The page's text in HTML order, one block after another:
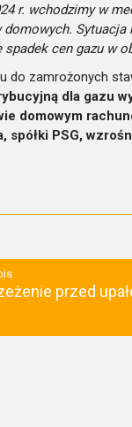
r. wchodzimy w
spadek cen gazu w
do zamrożonych
dla gazu
domowym
spółki PSG,
przed